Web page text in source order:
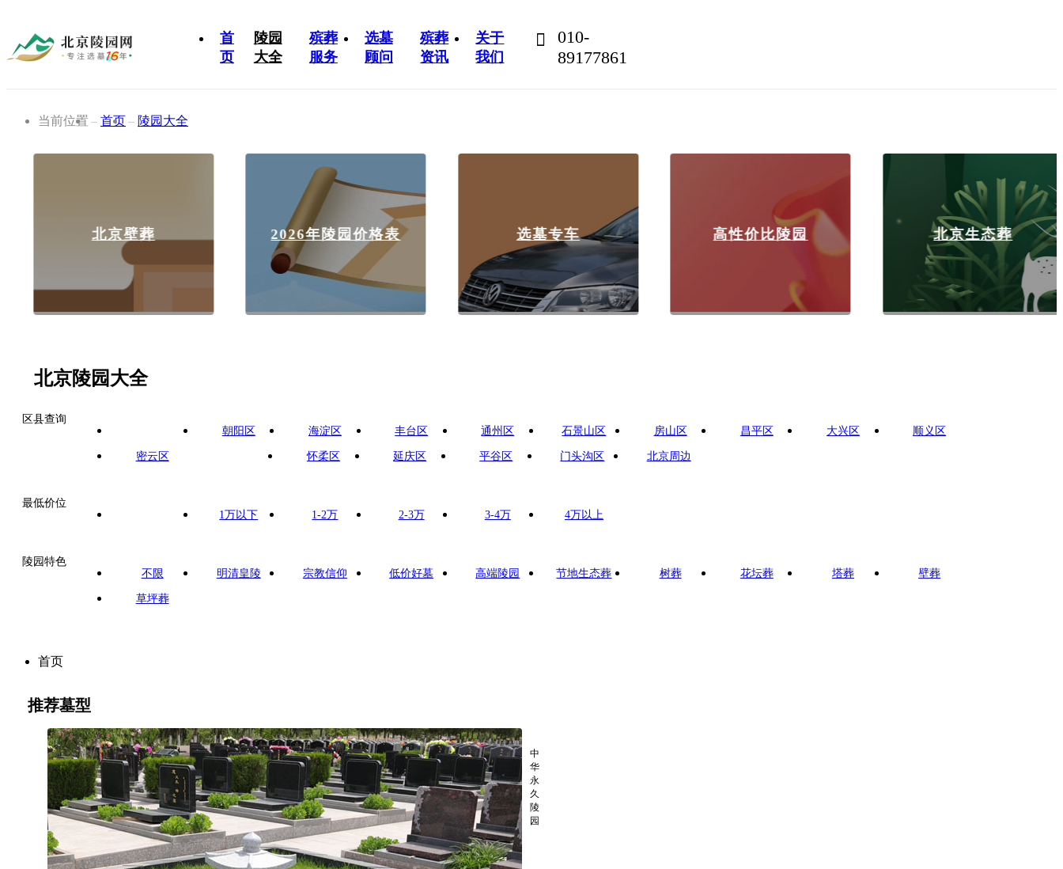
首
页
陵园
大全
殡葬
服务
选墓
顾问
殡葬
资讯
关于
我们
010-
89177861
当前位置 首页 陵园大全
北京壁葬 2026年陵园价格表 选墓专车 高性价比陵园 北京生态葬
北京陵园大全
区县查询
朝阳区 海淀区 丰台区 通州区 石景山区 房山区 昌平区 大兴区 顺义区
密云区 怀柔区 延庆区 平谷区 门头沟区 北京周边
最低价位
1万以下 1-2万 2-3万 3-4万 4万以上
陵园特色
不限
明清皇陵 宗教信仰 低价好墓 高端陵园 节地生态葬 树葬 花坛葬 塔葬 壁葬
草坪葬
首页
推荐墓型
中
华
永
久
陵
园